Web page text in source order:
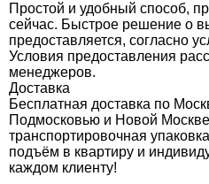
Простой и удобный способ,
сейчас. Быстрое решение о
предоставляется, согласно
Условия предоставления
менеджеров.
Доставка
Бесплатная доставка по
Подмосковью и Новой
транспортировочная
подъём в квартиру и
каждом клиенту!